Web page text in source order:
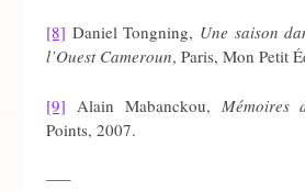
[8] Daniel Tongning, Une saison
l’Ouest Cameroun, Paris, Mon Petit
[9] Alain Mabanckou, Mémoires
Points, 2007.
—–